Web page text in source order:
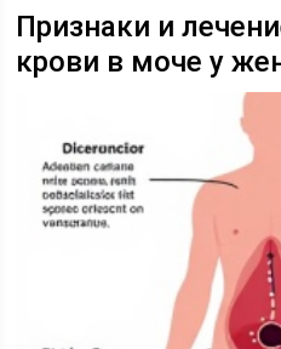
Признаки и
крови в моче у